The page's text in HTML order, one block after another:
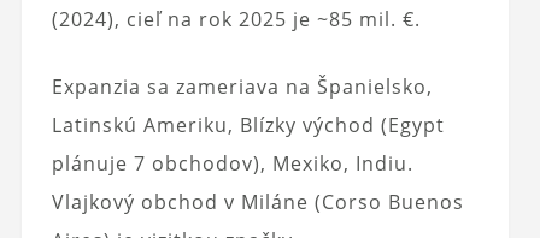
(2024), cieľ na rok 2025 je ~85 mil. €.
Expanzia sa zameriava na Španielsko,
Latinskú Ameriku, Blízky východ (Egypt
plánuje 7 obchodov), Mexiko, Indiu.
Vlajkový obchod v Miláne (Corso Buenos